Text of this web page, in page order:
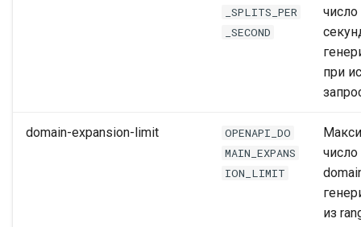
_SPLITS_PER
_SECOND
при
domain-expansion-limit
OPENAPI_DO
MAIN_EXPANS
ION_LIMIT
из